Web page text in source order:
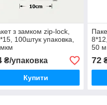
з замком zip-lock,
100штук упаковка,
₴/упаковка
Купити
50
72